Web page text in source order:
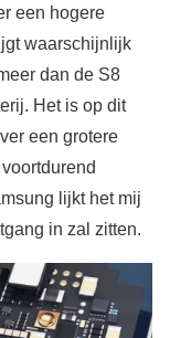
een hogere
waarschijnlijk
dan de S8
Het is op dit
een grotere
lijkt het mij
in zal zitten.